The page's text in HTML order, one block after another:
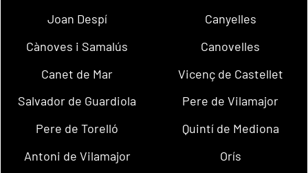
Joan Despí
Canyelles
Cànoves i Samalús
Canovelles
Canet de Mar
Vicenç de Castellet
Salvador de Guardiola
Pere de Vilamajor
Pere de Torelló
Quintí de Mediona
Antoni de Vilamajor
Orís